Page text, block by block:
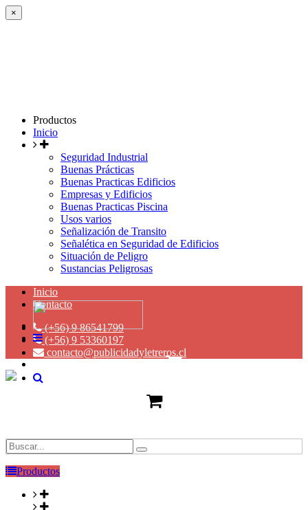
×
Productos
Inicio
Seguridad Industrial
Buenas Prácticas
Buenas Practicas Edificios
Empresas y Edificios
Buenas Practicas Piscina
Usos varios
Señalización de Transito
Señalética en Seguridad de Edificios
Situación de Peligro
Sustancias Peligrosas
Inicio
Contacto
(+56) 9 86541799
(+56) 9 53360197
contacto@publicidadyletreros.cl
Productos